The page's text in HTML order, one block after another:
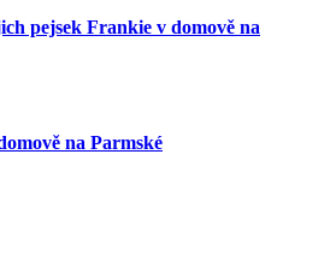
pejsek Frankie v domově na
na Parmské